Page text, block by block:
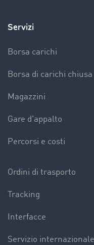
Servizi
Borsa carichi
Borsa di carichi chiusa
Magazzini
Gare d'appalto
Percorsi e costi
Ordini di trasporto
Tracking
Interfacce
Servizio